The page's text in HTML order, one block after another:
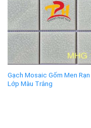
Gạch Mosaic Gốm Men Rạn
Lớp Màu Trắng